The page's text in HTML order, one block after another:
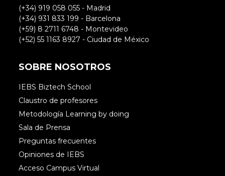
(+34) 919 058 055 - Madrid
(+34) 931 833 199 - Barcelona
(+59) 8 2711 6748 - Montevideo
(+52) 55 1163 8927 - Ciudad de México
SOBRE NOSOTROS
IEBS Biztech School
Claustro de profesores
Metodología Learning by doing
Sala de Prensa
Preguntas frecuentes
Opiniones de IEBS
Acceso Campus Virtual